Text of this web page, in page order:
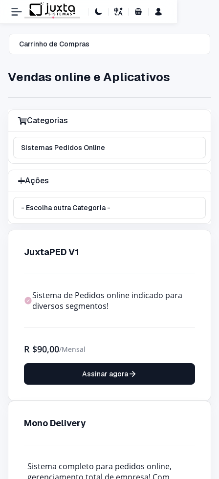
Carrinho de Compras
Carrinho de Compras
Vendas online e Aplicativos
Categorias
Ações
JuxtaPED V1
Sistema de Pedidos online indicado para
diversos segmentos!
R $90,00/Mensal
Assinar agora
Mono Delivery
Sistema completo para pedidos online,